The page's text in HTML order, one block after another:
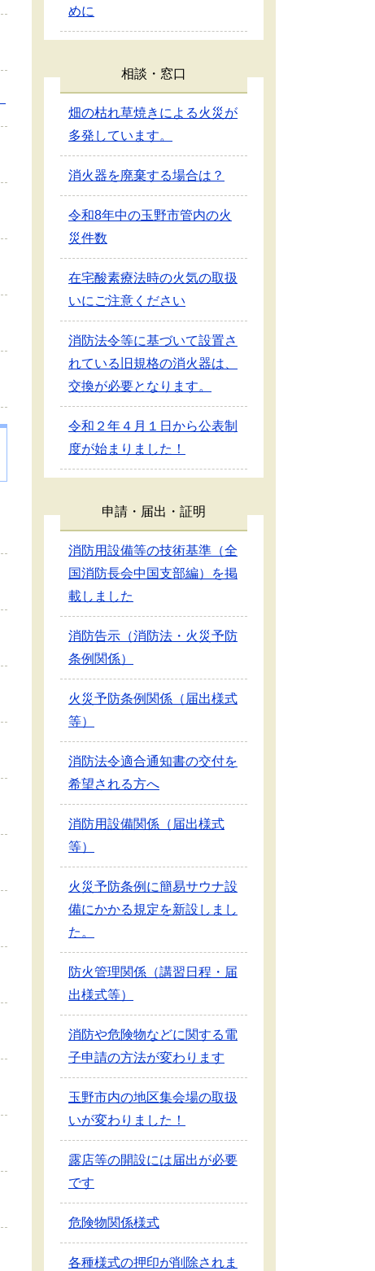
めに
相談・窓口
畑の枯れ草焼きによる火災が
多発しています。
消火器を廃棄する場合は？
令和8年中の玉野市管内の火
災件数
在宅酸素療法時の火気の取扱
いにご注意ください
消防法令等に基づいて設置さ
れている旧規格の消火器は、
交換が必要となります。
令和２年４月１日から公表制
度が始まりました！
申請・届出・証明
消防用設備等の技術基準（全
国消防長会中国支部編）を掲
載しました
消防告示（消防法・火災予防
条例関係）
火災予防条例関係（届出様式
等）
消防法令適合通知書の交付を
希望される方へ
消防用設備関係（届出様式
等）
火災予防条例に簡易サウナ設
備にかかる規定を新設しまし
た。
防火管理関係（講習日程・届
出様式等）
消防や危険物などに関する電
子申請の方法が変わります
玉野市内の地区集会場の取扱
いが変わりました！
露店等の開設には届出が必要
です
危険物関係様式
各種様式の押印が削除されま